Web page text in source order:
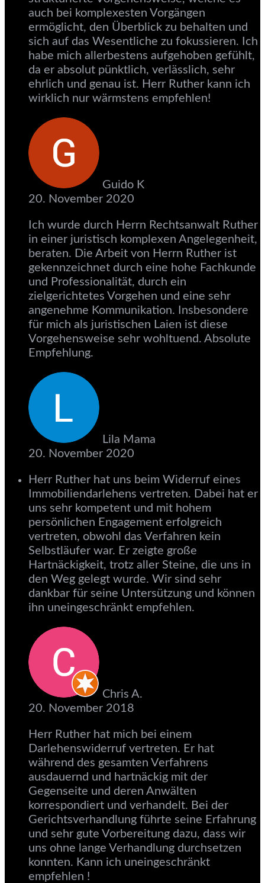
auch bei komplexesten Vorgängen
ermöglicht, den Überblick zu behalten und
sich auf das Wesentliche zu fokussieren. Ich
habe mich allerbestens aufgehoben gefühlt,
da er absolut pünktlich, verlässlich, sehr
ehrlich und genau ist. Herr Ruther kann ich
wirklich nur wärmstens empfehlen!
Guido K
20. November 2020
Ich wurde durch Herrn Rechtsanwalt Ruther
in einer juristisch komplexen Angelegenheit,
beraten. Die Arbeit von Herrn Ruther ist
gekennzeichnet durch eine hohe Fachkunde
und Professionalität, durch ein
zielgerichtetes Vorgehen und eine sehr
angenehme Kommunikation. Insbesondere
für mich als juristischen Laien ist diese
Vorgehensweise sehr wohltuend. Absolute
Empfehlung.
Lila Mama
20. November 2020
Herr Ruther hat uns beim Widerruf eines
Immobiliendarlehens vertreten. Dabei hat er
uns sehr kompetent und mit hohem
persönlichen Engagement erfolgreich
vertreten, obwohl das Verfahren kein
Selbstläufer war. Er zeigte große
Hartnäckigkeit, trotz aller Steine, die uns in
den Weg gelegt wurde. Wir sind sehr
dankbar für seine Untersützung und können
ihn uneingeschränkt empfehlen.
Chris A.
20. November 2018
Herr Ruther hat mich bei einem
Darlehenswiderruf vertreten. Er hat
während des gesamten Verfahrens
ausdauernd und hartnäckig mit der
Gegenseite und deren Anwälten
korrespondiert und verhandelt. Bei der
Gerichtsverhandlung führte seine Erfahrung
und sehr gute Vorbereitung dazu, dass wir
uns ohne lange Verhandlung durchsetzen
konnten. Kann ich uneingeschränkt
empfehlen !